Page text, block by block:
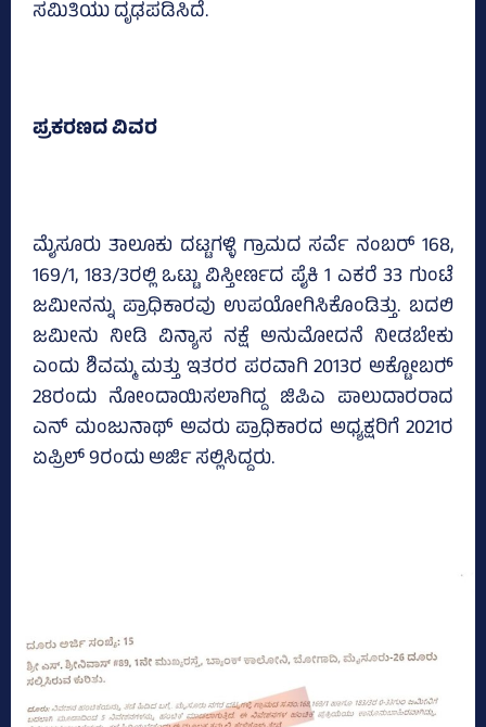
ಸಮಿತಿಯು ದೃಢಪಡಿಸಿದೆ.
ಪ್ರಕರಣದ ವಿವರ
ಮೈಸೂರು ತಾಲೂಕು ದಟ್ಟಗಳ್ಳಿ ಗ್ರಾಮದ ಸರ್ವೆ ನಂಬರ್ 168,
169/1, 183/3ರಲ್ಲಿ ಒಟ್ಟು ವಿಸ್ತೀರ್ಣದ ಪೈಕಿ 1 ಎಕರೆ 33 ಗುಂಟೆ
ಜಮೀನನ್ನು ಪ್ರಾಧಿಕಾರವು ಉಪಯೋಗಿಸಿಕೊಂಡಿತ್ತು. ಬದಲಿ
ಜಮೀನು ನೀಡಿ ವಿನ್ಯಾಸ ನಕ್ಷೆ ಅನುಮೋದನೆ ನೀಡಬೇಕು
ಎಂದು ಶಿವಮ್ಮ ಮತ್ತು ಇತರರ ಪರವಾಗಿ 2013ರ ಅಕ್ಟೋಬರ್‍‌
28ರಂದು ನೋಂದಾಯಿಸಲಾಗಿದ್ದ ಜಿಪಿಎ ಪಾಲುದಾರರಾದ
ಎನ್‌ ಮಂಜುನಾಥ್‌ ಅವರು ಪ್ರಾಧಿಕಾರದ ಅಧ್ಯಕ್ಷರಿಗೆ 2021ರ
ಏಪ್ರಿಲ್‌ 9ರಂದು ಅರ್ಜಿ ಸಲ್ಲಿಸಿದ್ದರು.